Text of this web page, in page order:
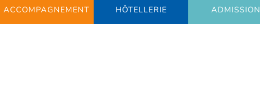
ACCOMPAGNEMENT HÔTELLERIE ADMISSION